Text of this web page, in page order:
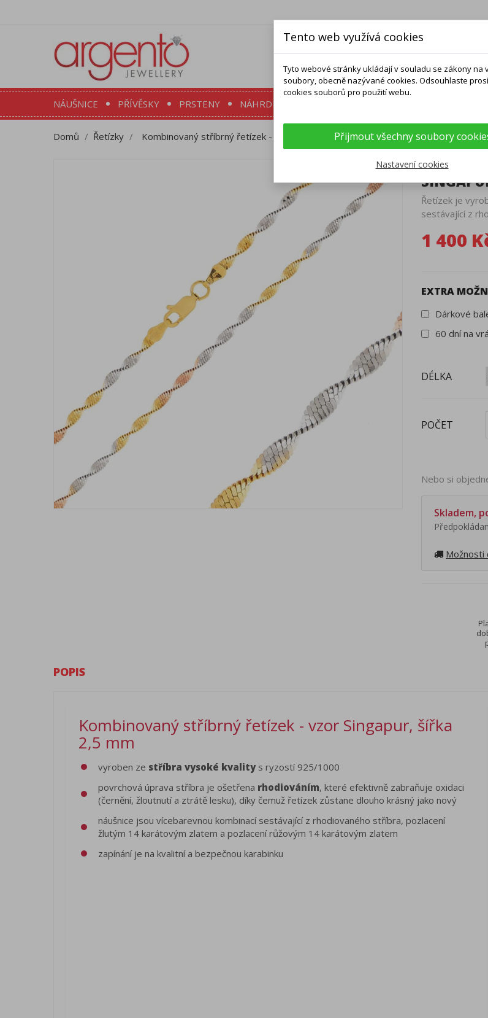
NÁUŠNICE PŘÍVĚSKY PRSTENY NÁHRDELNÍKY
Domů Řetízky Kombinovaný stříbrný řetízek - vzor Singapur, šířka 2,5 mm
Řetízek je
sestávající z
1 400
EXTRA
Dárkové
60 dní na
DÉLKA
POČET
Nebo si
Skladem,
Možnosti
POPIS
Kombinovaný stříbrný řetízek - vzor Singapur, šířka
2,5 mm
vyroben ze stříbra vysoké kvalitys ryzostí 925/1000
povrchová úprava stříbra je ošetřena rhodiováním, které efektivně zabraňuje oxidaci
(černění, žloutnutí a ztrátě lesku), díky čemuž řetízek zůstane dlouho krásný jako nový
náušnice jsou vícebarevnou kombinací sestávající z rhodiovaného stříbra, pozlacení
žlutým 14 karátovým zlatem a pozlacení růžovým 14 karátovým zlatem
zapínání je na kvalitní a bezpečnou karabinku
Tento web využívá cookies
Tyto webové stránky ukládají v souladu se zákony na
soubory, obecně nazývané cookies. Odsouhlaste
cookies souborů pro použití webu.
Přijmout všechny soubory
Nastavení cookies